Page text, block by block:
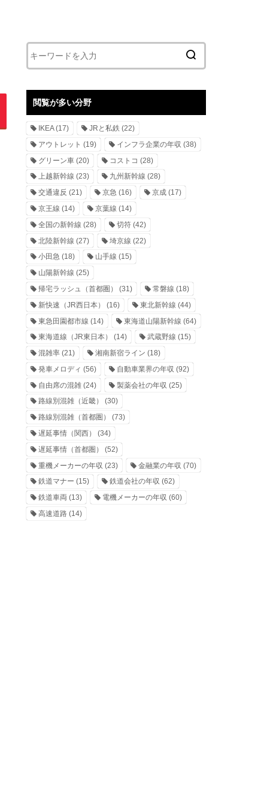
閲覧が多い分野
IKEA(17) JRと私鉄 (22)
アウトレット (19) インフラ企業の年収 (38)
グリーン車 (20) コストコ (28)
上越新幹線 (23) 九州新幹線 (28)
交通違反 (21) 京急 (16) 京成(17)
京王線 (14) 京葉線 (14)
全国の新幹線 (28) 切符(42)
北陸新幹線 (27) 埼京線 (22)
小田急 (18) 山手線 (15)
山陽新幹線 (25)
帰宅ラッシュ（首都圏）
(31) 常磐線 (18)
新快速（JR西日本）
(16) 東北新幹線 (44)
東急田園都市線 (14) 東海道山陽新幹線 (64)
東海道線（JR東日本）
(14) 武蔵野線 (15)
混雑率 (21) 湘南新宿ライン (18)
発車メロディ (56) 自動車業界の年収 (92)
自由席の混雑 (24) 製薬会社の年収 (25)
路線別混雑（近畿）
(30)
路線別混雑（首都圏）
(73)
遅延事情（関西）
(34)
遅延事情（首都圏）
(52)
重機メーカーの年収 (23) 金融業の年収 (70)
鉄道マナー (15) 鉄道会社の年収 (62)
鉄道車両 (13) 電機メーカーの年収 (60)
高速道路 (14)